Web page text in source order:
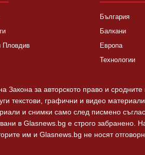
Пловдив
България
Балкани
Европа
Технологии
за авторското право и
текстови, графични и видео
и снимки само след писмено
в Glasnews.bg е строго забранено.
им и Glasnews.bg не носят